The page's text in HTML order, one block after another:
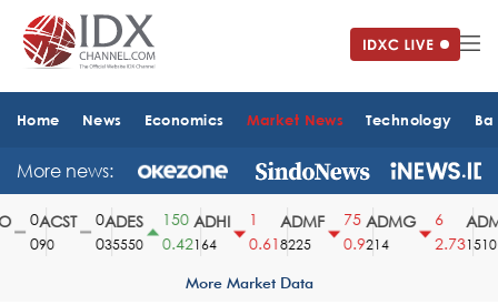
Home News Economics Market News Technology
More news:
ACST
90
ADES
35550
150
0.42
ADHI
164
0.61
ADMF
8225
75
0.9
ADMG
214
2.73
ADMR
1510
More Market Data